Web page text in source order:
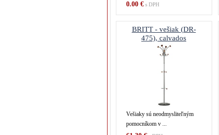
0.00 €s DPH
BRITT - vešiak (DR-
475), calvados
Vešiaky sú neodmysliteľným
pomocníkom v ...